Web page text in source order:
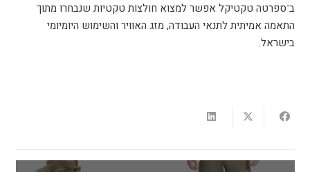
ב־ספרטה טקטיקל אפשר למצוא חולצות טקטיות שנבחרו מתוך
התאמה אמיתית לתנאי העבודה, מזג האוויר והשימוש היומיומי
בישראל.